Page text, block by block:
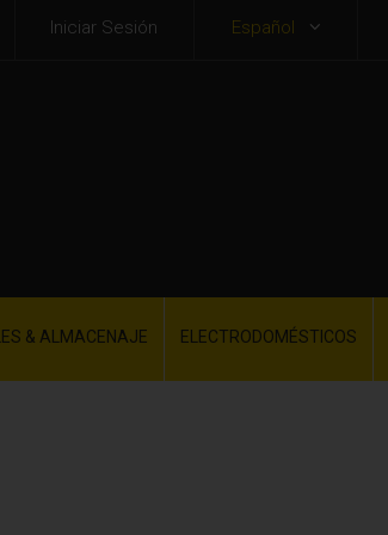
Español
Iniciar Sesión
& ALMACENAJE ELECTRODOMÉSTICOS